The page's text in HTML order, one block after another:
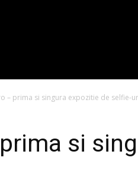
– prima si singura expozitie de selfie-
si